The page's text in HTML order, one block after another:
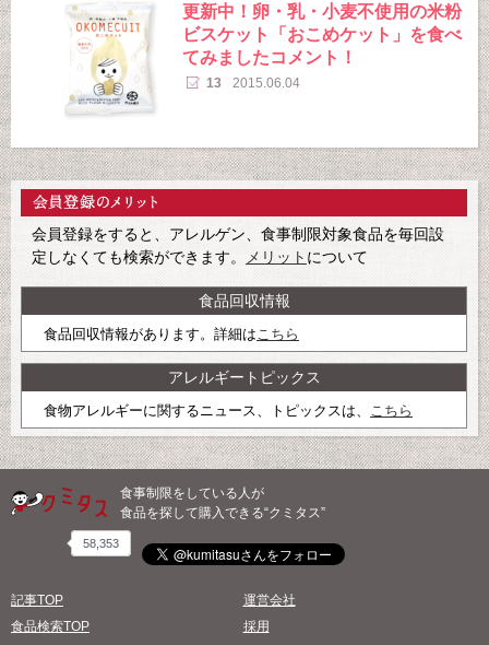
更新中！卵・乳・小麦不使用の米粉
ビスケット「おこめケット」を食べ
てみましたコメント！
13 2015.06.04
会員登録をすると、アレルゲン、食事制限対象食品を毎回設
定しなくても検索ができます。
メリット について
食品回収情報
食品回収情報があります。詳細はこちら
アレルギートピックス
食物アレルギーに関するニュース、トピックスは、 こちら
食事制限をしている人が
食品を探して購入できる“クミタス”
58,353
記事TOP
食品検索TOP
運営会社
採用